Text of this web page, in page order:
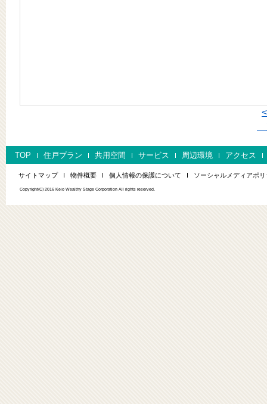
TOP 住戸プラン 共用空間 サービス 周辺環境 アクセス
サイトマップ 物件概要 個人情報の保護について ソーシャルメディアポ
Copyright(C) 2016 Keio Wealthy Stage Corporation All rights reserved.